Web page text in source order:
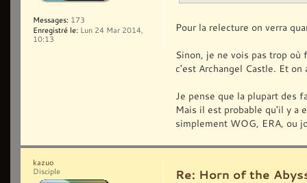
Pour la relecture on verra
Sinon, je ne vois pas trop
c'est Archangel Castle. Et
Je pense que la plupart des
Mais il est probable qu'il y a
simplement WOG, ERA, ou
Messages: 173
Enregistré le: Lun 24 Mar 2014,
10:13
Re: Horn of the
kazuo
Disciple